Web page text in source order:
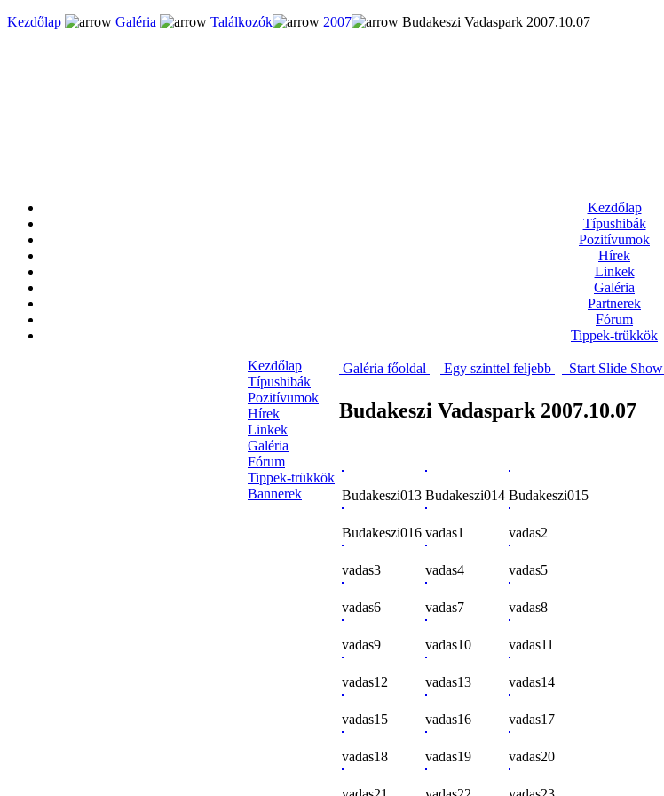
Kezdőlap Galéria Találkozók 2007 Budakeszi Vadaspark 2007.10.07
Kezdőlap
Típushibák
Pozitívumok
Hírek
Linkek
Galéria
Partnerek
Fórum
Tippek-trükkök
Kezdőlap
Típushibák
Pozitívumok
Hírek
Linkek
Galéria
Fórum
Tippek-trükkök
Bannerek
Galéria főoldal Egy szinttel feljebb Start Slide Show
Budakeszi Vadaspark 2007.10.07
Budakeszi013 Budakeszi014 Budakeszi015
Budakeszi016 vadas1 vadas2
vadas3 vadas4 vadas5
vadas6 vadas7 vadas8
vadas9 vadas10 vadas11
vadas12 vadas13 vadas14
vadas15 vadas16 vadas17
vadas18 vadas19 vadas20